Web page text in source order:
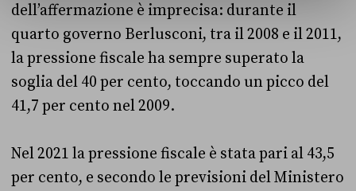
dell’affermazione è imprecisa: durante il
quarto governo Berlusconi, tra il 2008 e il 2011,
la pressione fiscale ha sempre superato la
soglia del 40 per cento, toccando un picco del
41,7 per cento nel 2009.
Nel 2021 la pressione fiscale è stata pari al 43,5
per cento, e secondo le previsioni del Ministero